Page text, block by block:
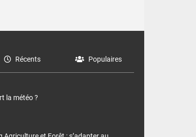
Récents Populaires
la météo ?